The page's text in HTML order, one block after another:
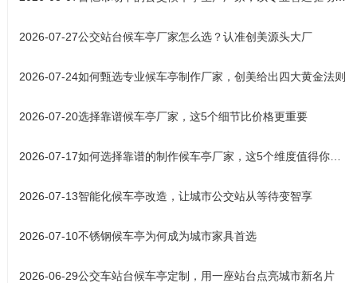
2026-07-27公交站台候车亭厂家怎么选？认准创美源头大厂
2026-07-24如何甄选专业候车亭制作厂家，创美给出四大黄金法则
2026-07-20选择靠谱候车亭厂家，这5个细节比价格更重要
2026-07-17如何选择靠谱的制作候车亭厂家，这5个维度值得你关注
2026-07-13智能化候车亭改造，让城市公交站从等待变智享
2026-07-10不锈钢候车亭为何成为城市家具首选
2026-06-29公交车站台候车亭定制，用一座站台点亮城市新名片